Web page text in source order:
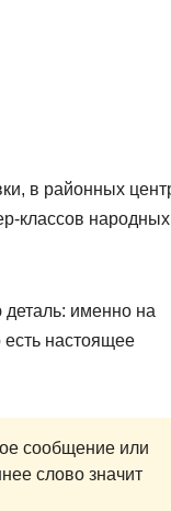
в районных
классов народных
именно на
настоящее
сообщение или
слово значит